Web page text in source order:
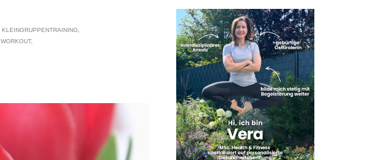
KLEINGRUPPENTRAINING
WORKOUT